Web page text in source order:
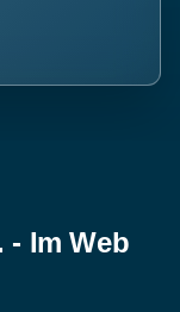
- Im Web